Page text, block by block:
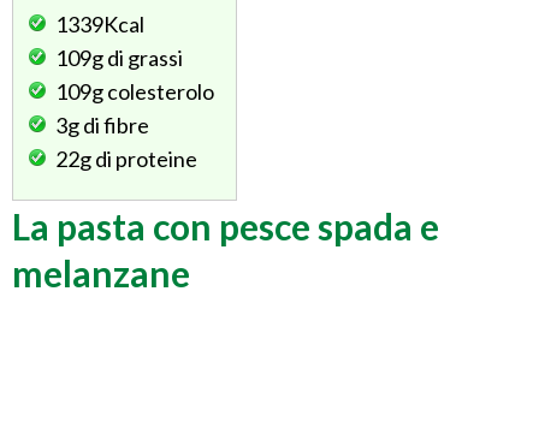
1339Kcal
109gdi grassi
109gcolesterolo
3gdi fibre
22gdi proteine
La pasta con pesce spada e
melanzane